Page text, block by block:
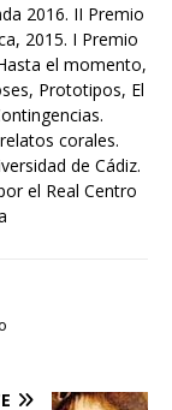
2016. II Premio
2015. I Premio
el momento,
Prototipos, El
corales.
de Cádiz.
el Real Centro